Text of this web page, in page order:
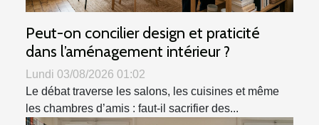
Peut-on concilier design et praticité
dans l’aménagement intérieur ?
Lundi 03/08/2026 01:02
Le débat traverse les salons, les cuisines et même
les chambres d’amis : faut-il sacrifier des...